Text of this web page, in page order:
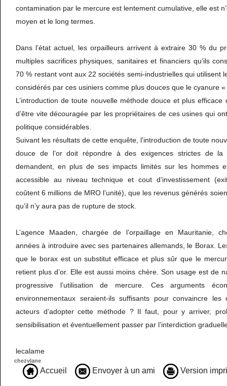
contamination par le mercure est lentement cumulative, elle est
moyen et le long termes.
Dans l’état actuel, les orpailleurs arrivent à extraire 30 % du
multiples sacrifices physiques, sanitaires et financiers qu’ils
70 % restant vont aux 22 sociétés semi-industrielles qui utilisent
considérés par ces usiniers comme plus douces que le cyanure
L’introduction de toute nouvelle méthode douce et plus
d’être vite découragée par les propriétaires de ces usines qui
politique considérables.
Suivant les résultats de cette enquête, l’introduction de toute
douce de l’or doit répondre à des exigences strictes de la
demandent, en plus de ses impacts limités sur les hommes
accessible au niveau technique et cout d’investissement
coûtent 6 millions de MRO l’unité), que les revenus générés
qu’il n’y aura pas de rupture de stock.
L’agence Maaden, chargée de l’orpaillage en Mauritanie,
années à introduire avec ses partenaires allemands, le Borax.
que le borax est un substitut efficace et plus sûr que le
retient plus d’or. Elle est aussi moins chère. Son usage est de
progressive l’utilisation de mercure. Ces arguments
environnementaux seraient-ils suffisants pour convaincre
acteurs d’adopter cette méthode ? Il faut, pour y arriver,
sensibilisation et éventuellement passer par l’interdiction
lecalame
chezvlane
Accueil Envoyer à un ami Version